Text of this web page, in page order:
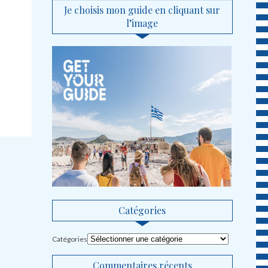
Je choisis mon guide en cliquant sur
l’image
Catégories
Catégories
Commentaires récents